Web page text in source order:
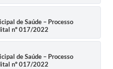
de Saúde – Processo
nº 017/2022
de Saúde – Processo
nº 017/2022